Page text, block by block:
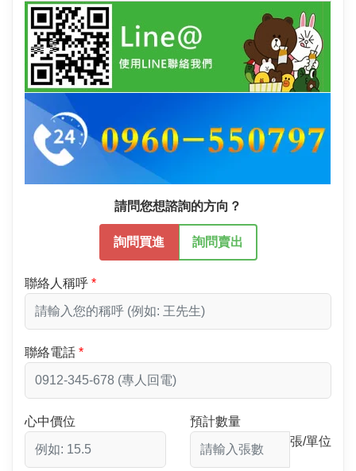
請問您想諮詢的方向？
詢問買進 詢問賣出
聯絡人稱呼
聯絡電話
心中價位
預計數量
張/單位